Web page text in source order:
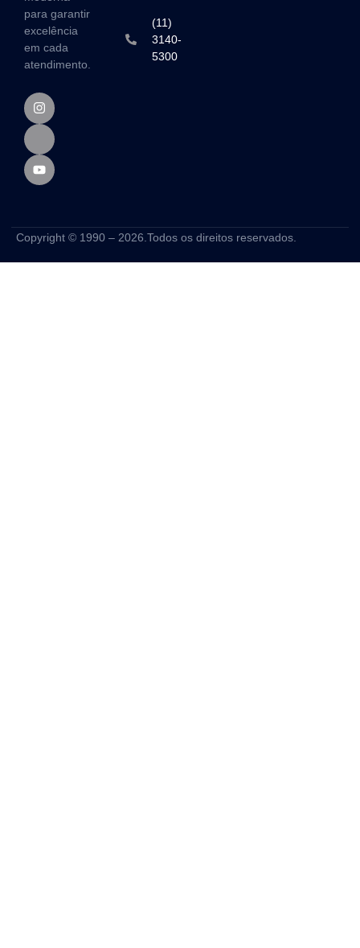
para garantir
excelência
em cada
atendimento.
(11)
3140-
5300
Copyright © 1990 – 2026.Todos os direitos reservados.